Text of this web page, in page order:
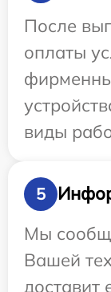
После
оплаты
виды
5
Мы
Вашей
доставит